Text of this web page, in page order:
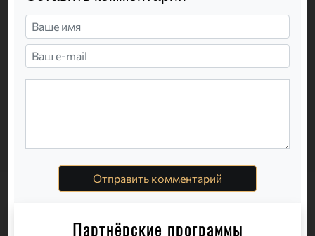
Отправить комментарий
Партнёрские программы